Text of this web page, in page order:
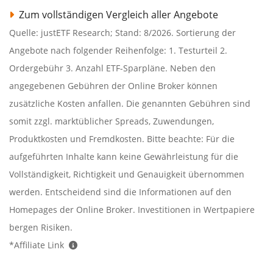
Zum vollständigen Vergleich aller Angebote
Quelle: justETF Research; Stand: 8/2026. Sortierung der
Angebote nach folgender Reihenfolge: 1. Testurteil 2.
Ordergebühr 3. Anzahl ETF-Sparpläne. Neben den
angegebenen Gebühren der Online Broker können
zusätzliche Kosten anfallen. Die genannten Gebühren sind
somit zzgl. marktüblicher Spreads, Zuwendungen,
Produktkosten und Fremdkosten. Bitte beachte: Für die
aufgeführten Inhalte kann keine Gewährleistung für die
Vollständigkeit, Richtigkeit und Genauigkeit übernommen
werden. Entscheidend sind die Informationen auf den
Homepages der Online Broker. Investitionen in Wertpapiere
bergen Risiken.
*Affiliate Link